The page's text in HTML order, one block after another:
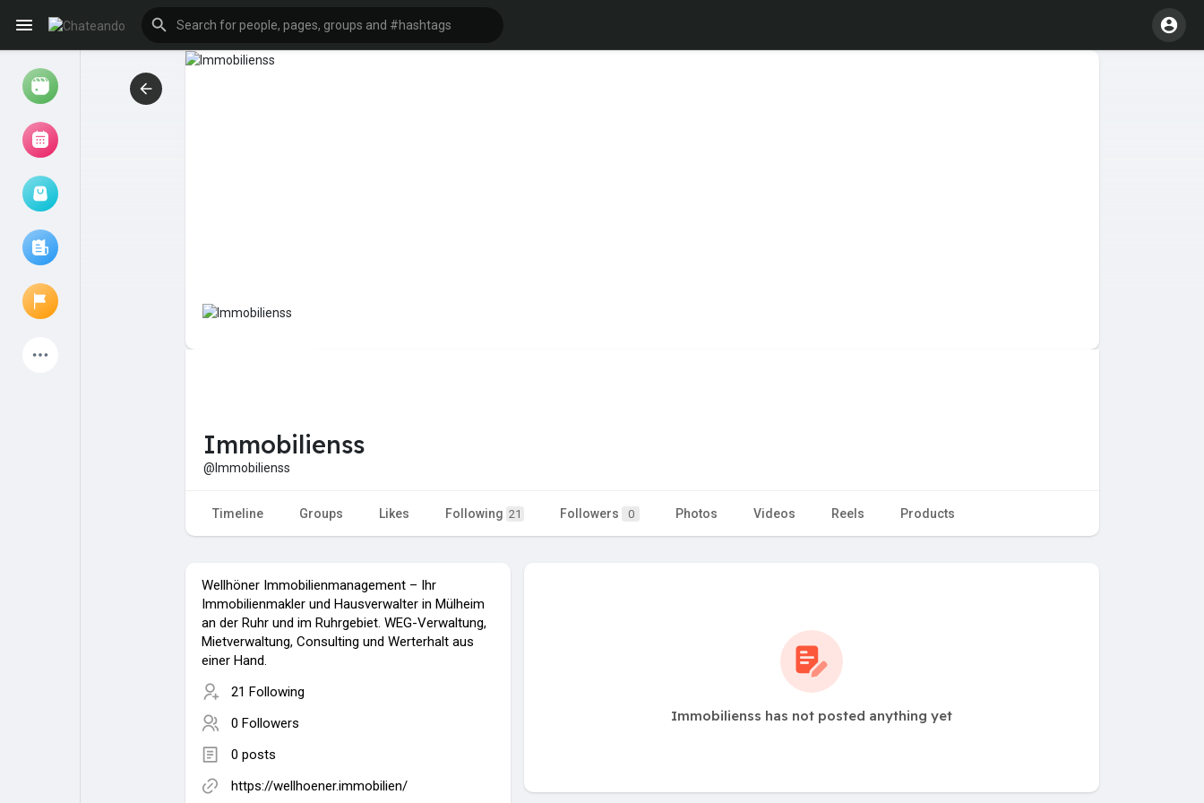
Liked Pages
Explore
Immobilienss
@Immobilienss
Timeline Groups Likes Following 21 Followers 0 Photos Videos Reels Products
Wellhöner Immobilienmanagement – Ihr
Immobilienmakler und Hausverwalter in Mülheim
an der Ruhr und im Ruhrgebiet. WEG-Verwaltung,
Mietverwaltung, Consulting und Werterhalt aus
einer Hand.
21 Following
0 Followers
0 posts
https://wellhoener.immobilien/
Immobilienss has not posted anything yet